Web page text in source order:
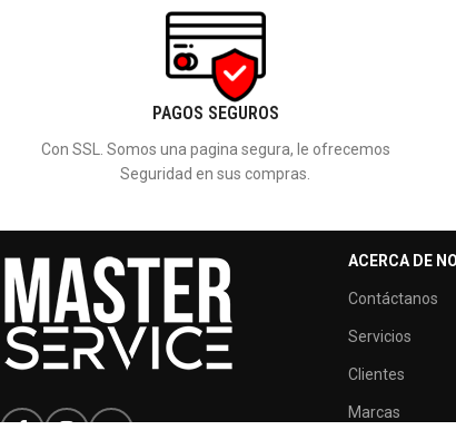
PAGOS SEGUROS
Con SSL. Somos una pagina segura, le ofrecemos
Seguridad en sus compras.
ACERCA DE
Contáctanos
Servicios
Clientes
Marcas